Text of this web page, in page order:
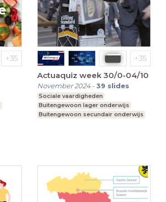
Actuaquiz week 30/0-04/10
November 2024-39 slides
Sociale vaardigheden
Buitengewoon lager onderwijs
Buitengewoon secundair onderwijs